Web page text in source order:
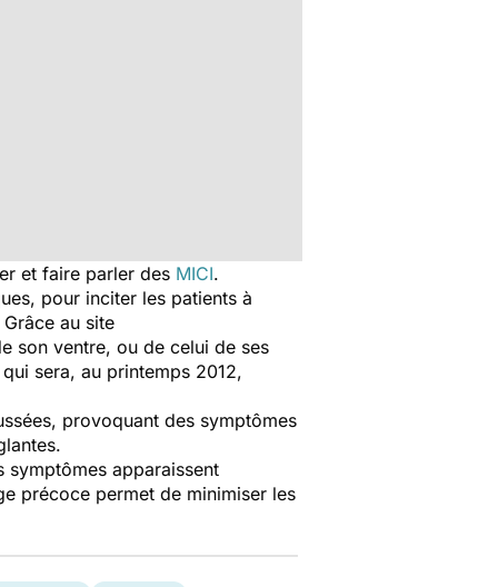
et faire parler des MICI.
pour inciter les patients à
au site
son ventre, ou de celui de ses
sera, au printemps 2012,
provoquant des symptômes
symptômes apparaissent
précoce permet de minimiser les